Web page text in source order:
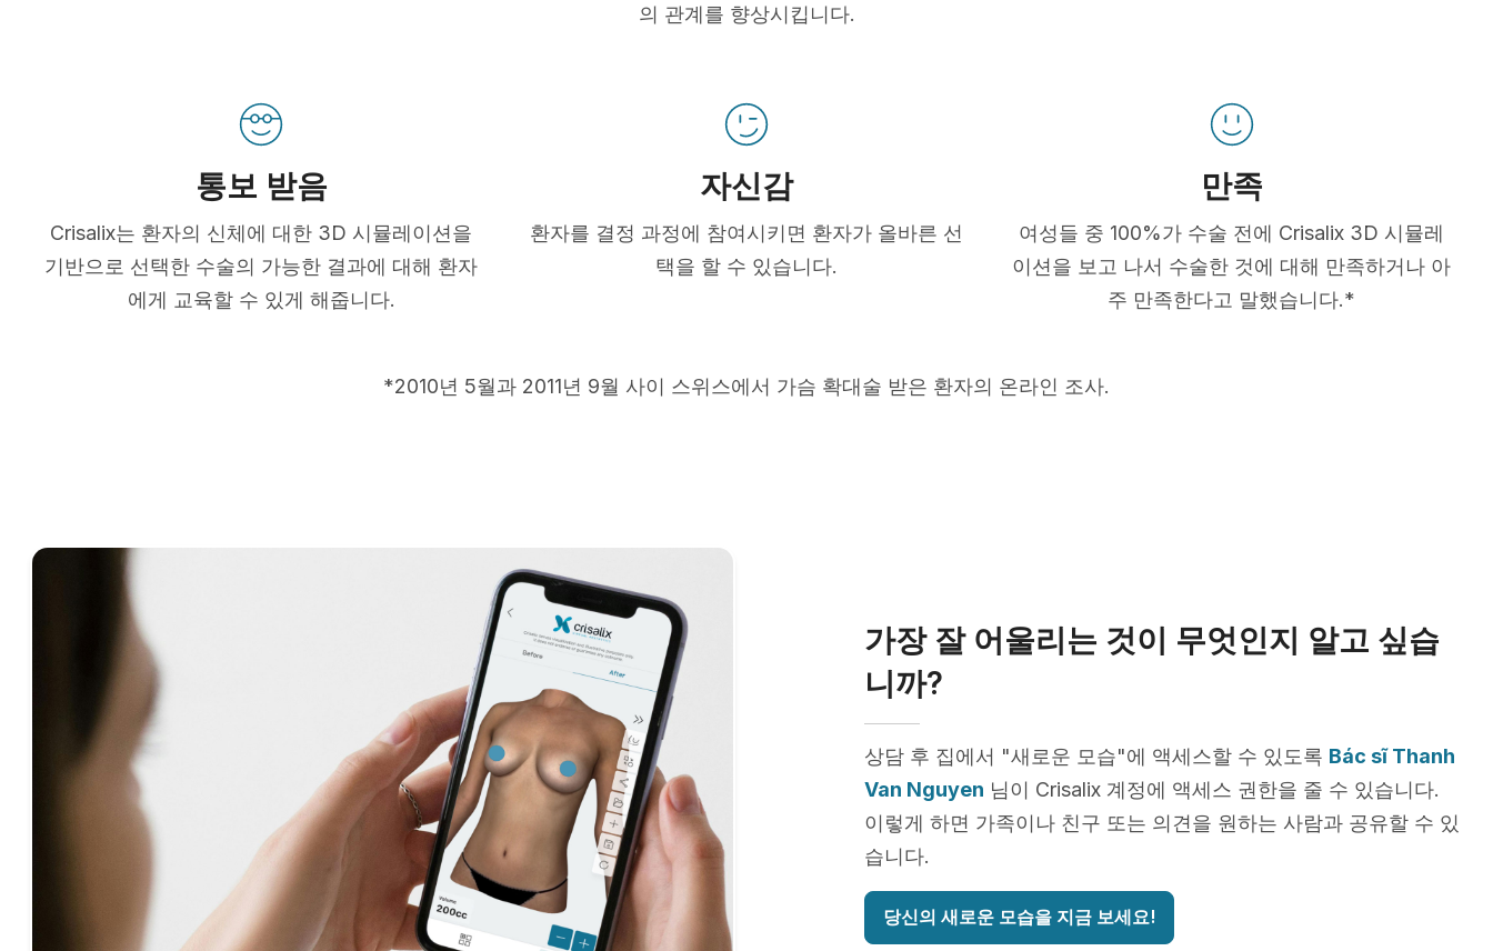
의 관계를 향상시킵니다.
통보 받음
Crisalix는 환자의 신체에 대한 3D 시뮬레이션을
기반으로 선택한 수술의 가능한 결과에 대해 환자
에게 교육할 수 있게 해줍니다.
자신감
환자를 결정 과정에 참여시키면 환자가 올바른 선
택을 할 수 있습니다.
만족
여성들 중 100%가 수술 전에 Crisalix 3D 시뮬레
이션을 보고 나서 수술한 것에 대해 만족하거나 아
주 만족한다고 말했습니다.*
*2010년 5월과 2011년 9월 사이 스위스에서 가슴 확대술 받은 환자의 온라인 조사.
가장 잘 어울리는 것이 무엇인지 알고 싶습
니까?
상담 후 집에서 "새로운 모습"에 액세스할 수 있도록 Bác sĩ Thanh
Van Nguyen 님이 Crisalix 계정에 액세스 권한을 줄 수 있습니다.
이렇게 하면 가족이나 친구 또는 의견을 원하는 사람과 공유할 수 있
습니다.
당신의 새로운 모습을 지금 보세요!